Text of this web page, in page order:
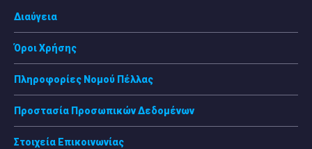
Διαύγεια
Όροι Χρήσης
Πληροφορίες Νομού Πέλλας
Προστασία Προσωπικών Δεδομένων
Στοιχεία Επικοινωνίας